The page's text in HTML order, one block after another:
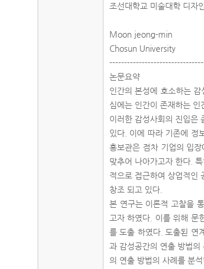
조선대학교 미술대학 디자
Moon jeong-min
Chosun University
논문요약
인간의 본성에 호소하는
심에는 인간이 존재하는 인
이러한 감성사회의 진입은
있다. 이에 따라 기존에 정
홍보관은 점차 기업의 입
맞추어 나아가고자 한다.
적으로 접근하여 상업적인
창조 되고 있다.
본 연구는 이론적 고찰을
고자 하였다. 이를 위해 문
를 도출 하였다. 도출된 연
과 감성공간의 연출 방법
의 연출 방법의 사례를 분